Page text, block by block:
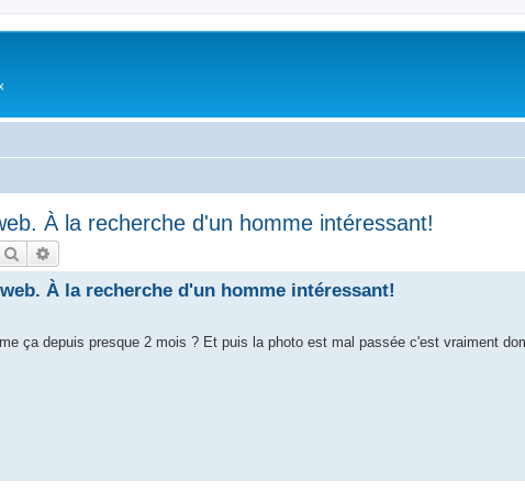
À la recherche d'un homme intéressant!
Rechercher
À la recherche d'un homme intéressant!
ça depuis presque 2 mois ? Et puis la photo est mal passée c'est vraiment